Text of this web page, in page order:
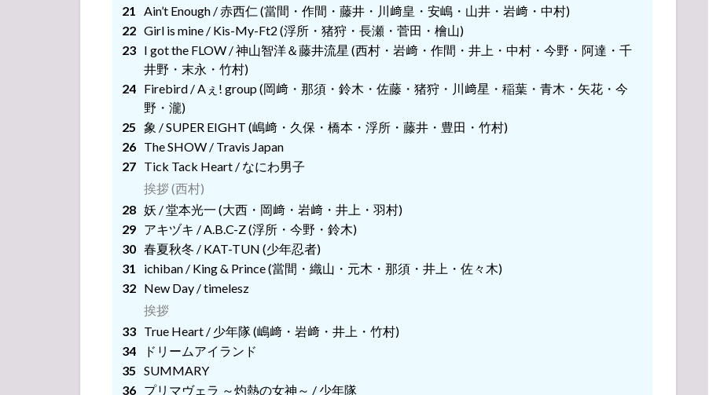
挨拶
挨拶
挨拶
挨拶
挨拶 (西村)
挨拶
挨拶 (西村)
挨拶
挨拶 (西村)
挨拶
挨拶 (西村)
挨拶
挨拶 (西村)
挨拶
Ain’t Enough / 赤西仁 (當間・作間・藤井・川﨑皇・安嶋・山井・岩﨑・中村)
Girl is mine / Kis-My-Ft2 (浮所・猪狩・長瀬・菅田・檜山)
I got the FLOW / 神山智洋＆藤井流星 (西村・岩﨑・作間・井上・中村・今野・阿達・千
井野・末永・竹村)
Firebird / Aぇ! group (岡﨑・那須・鈴木・佐藤・猪狩・川﨑星・稲葉・青木・矢花・今
野・瀧)
象 / SUPER EIGHT (嶋﨑・久保・橋本・浮所・藤井・豊田・竹村)
The SHOW / Travis Japan
Tick Tack Heart / なにわ男子
挨拶 (西村)
妖 / 堂本光一 (大西・岡﨑・岩﨑・井上・羽村)
アキヅキ / A.B.C-Z (浮所・今野・鈴木)
春夏秋冬 / KAT-TUN (少年忍者)
ichiban / King & Prince (當間・織山・元木・那須・井上・佐々木)
New Day / timelesz
挨拶
True Heart / 少年隊 (嶋﨑・岩﨑・井上・竹村)
ドリームアイランド
SUMMARY
プリマヴェラ ～灼熱の女神～ / 少年隊